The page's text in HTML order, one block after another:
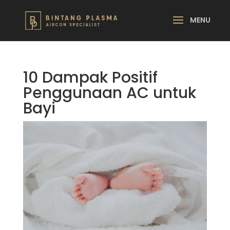
10 Dampak Positif
Penggunaan AC untuk
Bayi